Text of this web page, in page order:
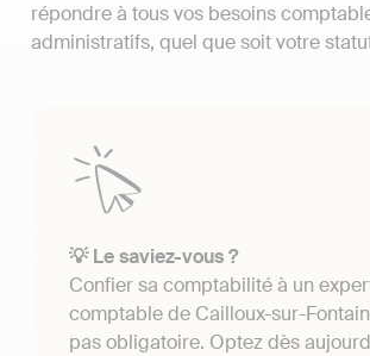
répondre à tous vos besoins
administratifs, quel que soit votre
💡 Le saviez-vous ?
Confier sa comptabilité à un
comptable de Cailloux-sur-
pas obligatoire. Optez dès